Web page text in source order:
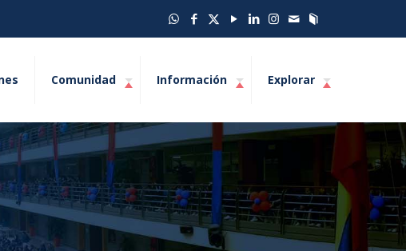
Comunidad Información Explorar